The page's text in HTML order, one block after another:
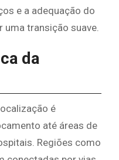
e a adequação do
transição suave.
da
é
até áreas de
Regiões como